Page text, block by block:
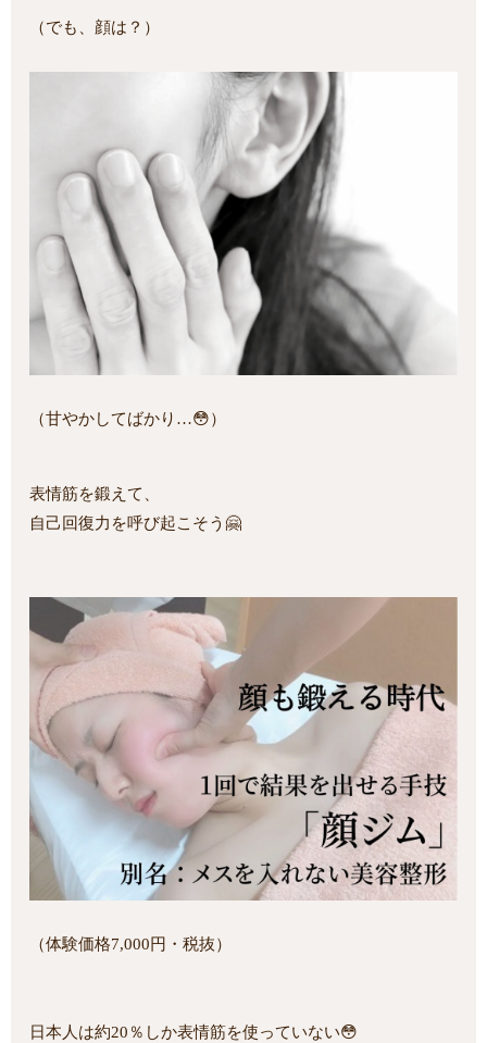
（でも、顔は？）
（甘やかしてばかり…😳）
表情筋を鍛えて、
自己回復力を呼び起こそう🤗
（体験価格7,000円・税抜）
日本人は約20％しか表情筋を使っていない😳